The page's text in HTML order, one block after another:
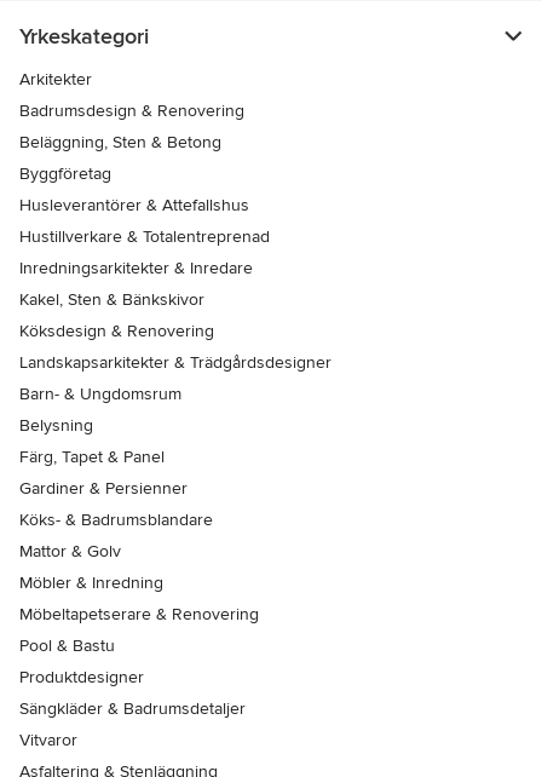
Yrkeskategori
Arkitekter
Badrumsdesign & Renovering
Beläggning, Sten & Betong
Byggföretag
Husleverantörer & Attefallshus
Hustillverkare & Totalentreprenad
Inredningsarkitekter & Inredare
Kakel, Sten & Bänkskivor
Köksdesign & Renovering
Landskapsarkitekter & Trädgårdsdesigner
Barn- & Ungdomsrum
Belysning
Färg, Tapet & Panel
Gardiner & Persienner
Köks- & Badrumsblandare
Mattor & Golv
Möbler & Inredning
Möbeltapetserare & Renovering
Pool & Bastu
Produktdesigner
Sängkläder & Badrumsdetaljer
Vitvaror
Asfaltering & Stenläggning